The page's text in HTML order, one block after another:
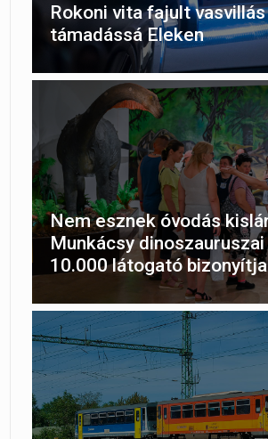
Rokoni vita fajult vasvillás
támadássá Eleken
Nem esznek óvodás
Munkácsy
10.000 látogató